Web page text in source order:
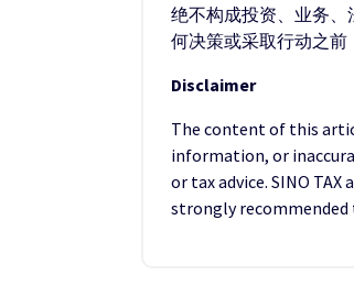
绝不构成投资、业务、
何决策或采取行动之前
Disclaimer
The content of this
information, or
or tax advice. SINO
strongly recommended